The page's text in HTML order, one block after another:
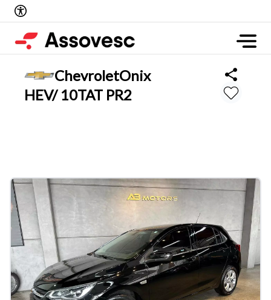
ChevroletOnix
HEV/ 10TAT PR2